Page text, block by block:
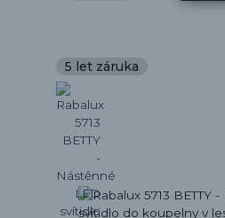
5 let záruka